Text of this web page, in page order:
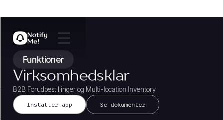
Funktioner
Virksomhedsklar
B2B Forudbestillinger og Multi-location Inventory
Installer app Se dokumenter